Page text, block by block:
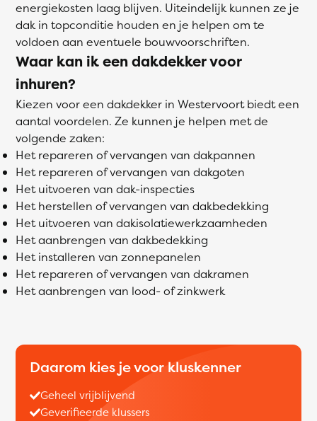
energiekosten laag blijven. Uiteindelijk kunnen ze je
dak in topconditie houden en je helpen om te
voldoen aan eventuele bouwvoorschriften.
Waar kan ik een dakdekker voor
inhuren?
Kiezen voor een dakdekker in Westervoort biedt een
aantal voordelen. Ze kunnen je helpen met de
volgende zaken:
Het repareren of vervangen van dakpannen
Het repareren of vervangen van dakgoten
Het uitvoeren van dak-inspecties
Het herstellen of vervangen van dakbedekking
Het uitvoeren van dakisolatiewerkzaamheden
Het aanbrengen van dakbedekking
Het installeren van zonnepanelen
Het repareren of vervangen van dakramen
Het aanbrengen van lood- of zinkwerk
Daarom kies je voor kluskenner
Geheel vrijblijvend
Geverifieerde klussers